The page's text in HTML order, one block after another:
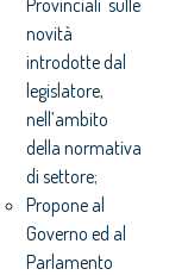
novità
introdotte dal
legislatore,
nell’ambito
della normativa
di settore;
Propone al
Governo ed al
Parlamento